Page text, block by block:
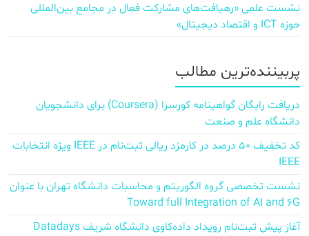
نشست علمی «رهیافت‌های مشارکت فعال در مجامع بین‌المللی
حوزه ICT و اقتصاد دیجیتال»
پربیننده‌ترین مطالب
دریافت رایگان گواهینامه کورسرا (Coursera) برای دانشجویان
دانشگاه علم و صنعت
کد تخفیف ۵۰ درصد در کارمزد ریالی ثبت‌نام در IEEE ویژه انتخابات
IEEE
نشست تخصصی گروه الگوریتم و محاسبات دانشگاه تهران با عنوان
Toward full Integration of AI and 6G
آغاز پیش‌ ثبت‌نام رویداد داده‌کاوی دانشگاه شریف Datadays